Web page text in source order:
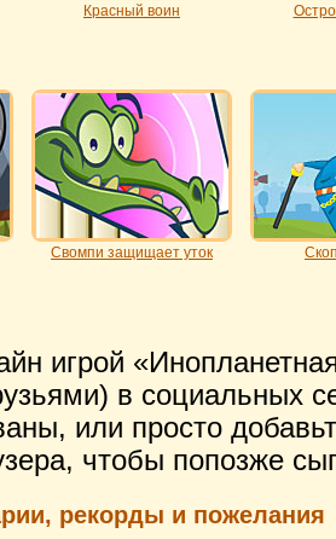
Красный воин
Свомпи защищает уток
игрой
в социальных
или просто
чтобы попозже
рекорды и пожелания